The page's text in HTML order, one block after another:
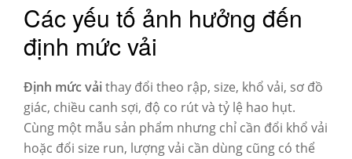
Các yếu tố ảnh hưởng đến
định mức vải
Định mức vảithay đổi theo rập, size, khổ vải, sơ đồ
giác, chiều canh sợi, độ co rút và tỷ lệ hao hụt.
Cùng một mẫu sản phẩm nhưng chỉ cần đổi khổ vải
hoặc đổi size run, lượng vải cần dùng cũng có thể